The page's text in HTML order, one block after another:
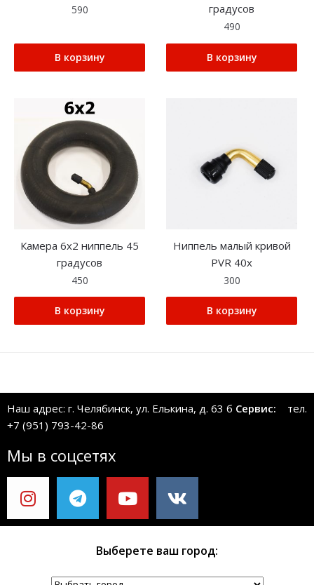
590
В корзину
градусов
490
В корзину
Камера 6х2 ниппель 45
градусов
450
В корзину
Ниппель малый кривой
PVR 40x
300
В корзину
Наш адрес: г. Челябинск, ул. Елькина, д. 63 б Сервис: тел.
+7 (951) 793-42-86
Мы в соцсетях
Выберете ваш город: